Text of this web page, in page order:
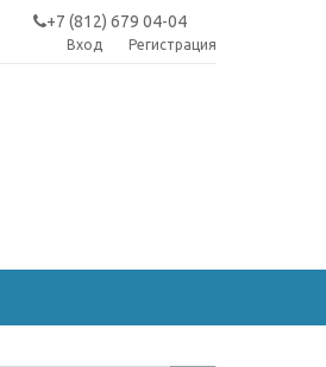
+7 (812) 679 04-04
Вход Регистрация